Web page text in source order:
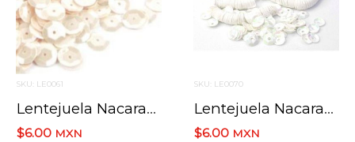
SKU: LE0061
Lentejuela Nacarada No.6 Blanco 201
$6.00 MXN
SKU: LE0070
Lentejuela Nacarada No.6 Blanco Iris 219
$6.00 MXN